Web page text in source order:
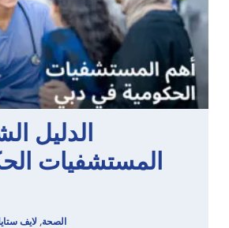
الدليل
المستشفيات
الصحة, لايف